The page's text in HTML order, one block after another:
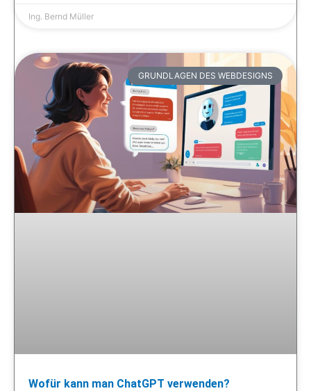
Ing. Bernd Müller
GRUNDLAGEN DES WEBDESIGNS
Wofür kann man ChatGPT verwenden?